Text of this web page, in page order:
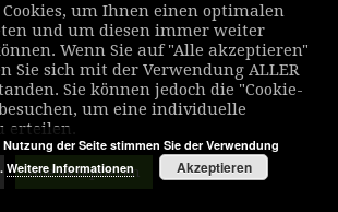
NEWS
um Ihnen einen optimalen
und um diesen immer weiter
Wenn Sie auf "Alle akzeptieren"
Sie sich mit der Verwendung ALLER
Sie können jedoch die "Cookie-
um eine individuelle
erteilen.
Alle akzeptieren
der Seite stimmen Sie der Verwendung
Weitere Informationen Akzeptieren